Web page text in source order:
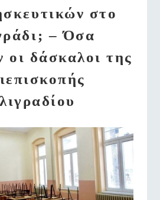
στο
– Όσα
οι δάσκαλοι της